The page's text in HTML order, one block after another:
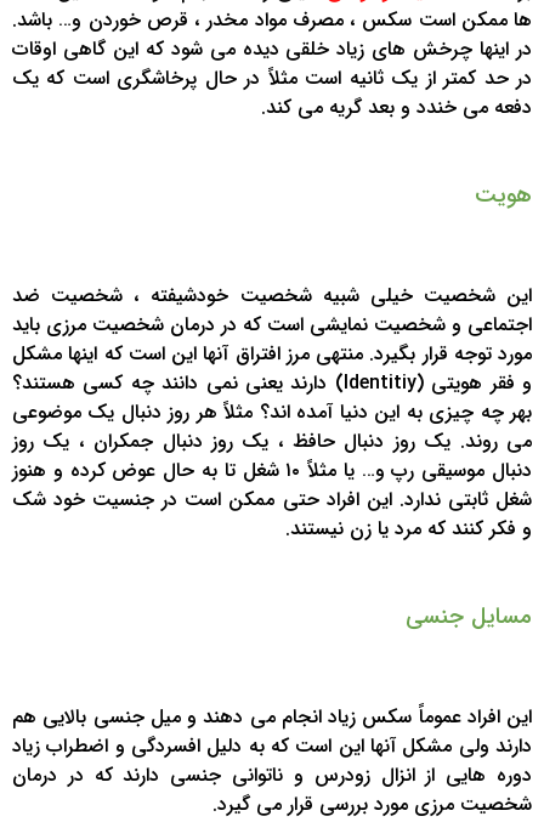
ها ممکن است سکس ، مصرف مواد مخدر ، قرص خوردن و… باشد.
در اینها چرخش های زیاد خلقی دیده می شود که این گاهی اوقات
در حد کمتر از یک ثانیه است مثلاً در حال پرخاشگری است که یک
دفعه می خندد و بعد گریه می کند.
هویت
این شخصیت خیلی شبیه شخصیت خودشیفته ، شخصیت ضد
اجتماعی و شخصیت نمایشی است که در درمان شخصیت مرزی باید
مورد توجه قرار بگیرد. منتهی مرز افتراق آنها این است که اینها مشکل
و فقر هویتی (Identitiy) دارند یعنی نمی دانند چه کسی هستند؟
بهر چه چیزی به این دنیا آمده اند؟ مثلاً هر روز دنبال یک موضوعی
می روند. یک روز دنبال حافظ ، یک روز دنبال جمکران ، یک روز
دنبال موسیقی رپ و… یا مثلاً ۱۰ شغل تا به حال عوض کرده و هنوز
شغل ثابتی ندارد. این افراد حتی ممکن است در جنسیت خود شک
و فکر کنند که مرد یا زن نیستند.
مسایل جنسی
این افراد عموماً سکس زیاد انجام می دهند و میل جنسی بالایی هم
دارند ولی مشکل آنها این است که به دلیل افسردگی و اضطراب زیاد
دوره هایی از انزال زودرس و ناتوانی جنسی دارند که در درمان
شخصیت مرزی مورد بررسی قرار می گیرد.